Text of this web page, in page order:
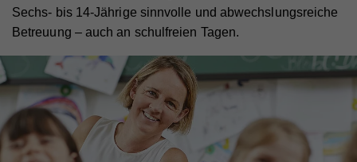
Sechs- bis 14-Jährige sinnvolle und abwechslungsreiche
Betreuung – auch an schulfreien Tagen.